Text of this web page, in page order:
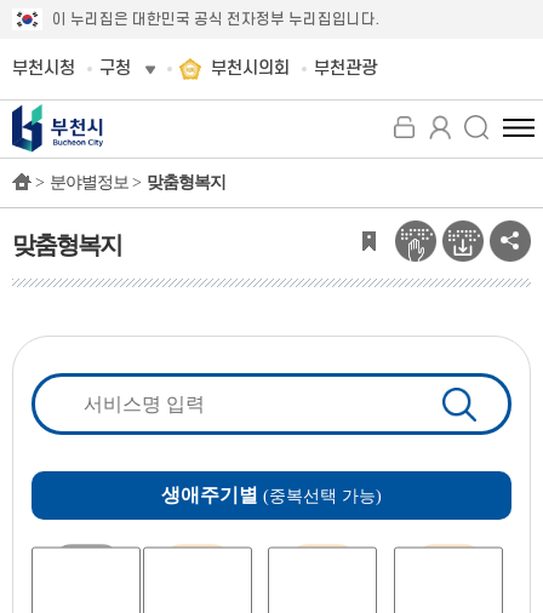
이 누리집은 대한민국 공식 전자정부 누리집입니다.
부천시청 구청 부천시의회 부천관광
전
체
뉴
보
기
> 분야별정보 > 맞춤형복지
맞춤형복지
생애주기별 (중복선택 가능)